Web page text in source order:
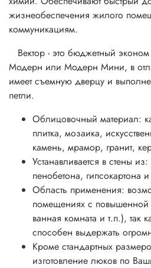
жизнеобеспечения жилого
коммуникациям.
Вектор - это бюджетный
Модерн или Модерн Мини, в
имеет съемную дверцу и
петли.
Облицовочный материал:
плитка, мозаика,
камень, мрамор, гранит,
Устанавливается в стены
пенобетона, гипсокартона
Область применения:
помещениях с повышенной
ванная комната и т.п.), так
способен выдержать
Кроме стандартных
изготовление люков по